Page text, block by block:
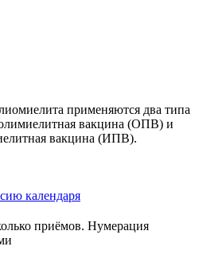
применяются два типа
вакцина (ОПВ) и
вакцина (ИПВ).
календаря
приёмов. Нумерация